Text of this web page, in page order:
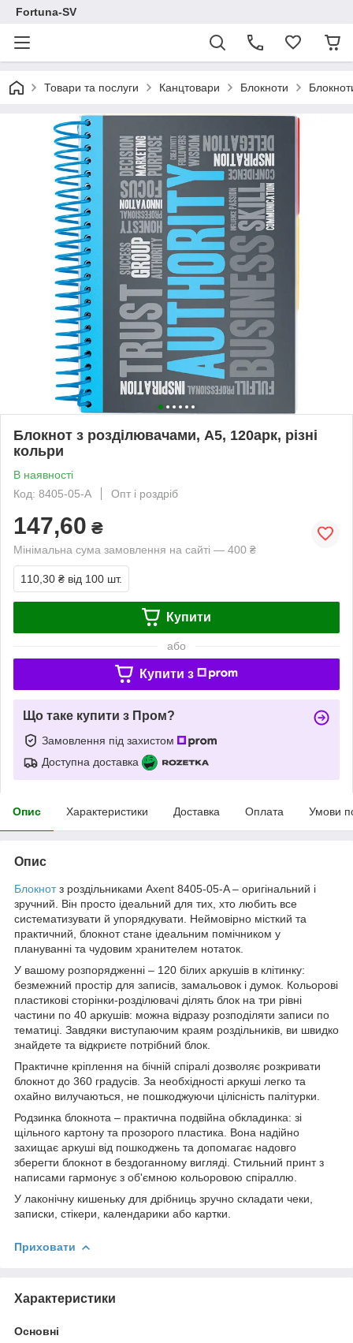
Fortuna-SV
Товари та послуги Канцтовари Блокноти
Блокнот з розділювачами, А5, 120арк, різні
кольри
В наявності
Код: 8405-05-A
Опт і роздріб
147,60 ₴
Мінімальна сума замовлення на сайті — 400 ₴
110,30 ₴ від 100 шт.
Купити
або
Купити з
Що таке купити з Пром?
Замовлення під захистом
Доступна доставка
Опис Характеристики Доставка Оплата Умови
Опис
Блокнотз роздільниками Axent 8405-05-A – оригінальний і
зручний. Він просто ідеальний для тих, хто любить все
систематизувати й упорядкувати. Неймовірно місткий та
практичний, блокнот стане ідеальним помічником у
плануванні та чудовим хранителем нотаток.
У вашому розпорядженні – 120 білих аркушів в клітинку:
безмежний простір для записів, замальовок і думок. Кольорові
пластикові сторінки-розділювачі ділять блок на три рівні
частини по 40 аркушів: можна відразу розподіляти записи по
тематиці. Завдяки виступаючим краям роздільників, ви швидко
знайдете та відкриєте потрібний блок.
Практичне кріплення на бічній спіралі дозволяє розкривати
блокнот до 360 градусів. За необхідності аркуші легко та
охайно вилучаються, не пошкоджуючи цілісність палітурки.
Родзинка блокнота – практична подвійна обкладинка: зі
щільного картону та прозорого пластика. Вона надійно
захищає аркуші від пошкоджень та допомагає надовго
зберегти блокнот в бездоганному вигляді. Стильний принт з
написами гармонує з об'ємною кольоровою спіраллю.
У лаконічну кишеньку для дрібниць зручно складати чеки,
записки, стікери, календарики або картки.
Приховати
Характеристики
Основні